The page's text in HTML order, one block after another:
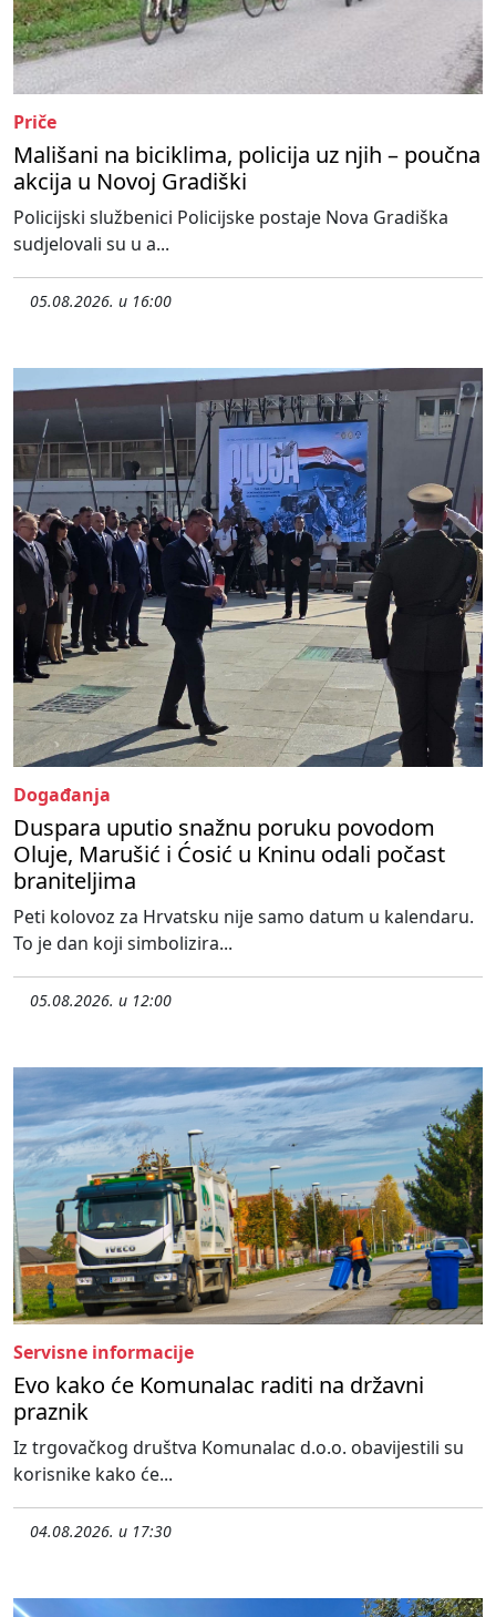
Priče
Mališani na biciklima, policija uz njih – poučna
akcija u Novoj Gradiški
Policijski službenici Policijske postaje Nova Gradiška
sudjelovali su u a...
05.08.2026. u 16:00
Događanja
Duspara uputio snažnu poruku povodom
Oluje, Marušić i Ćosić u Kninu odali počast
braniteljima
Peti kolovoz za Hrvatsku nije samo datum u kalendaru.
To je dan koji simbolizira...
05.08.2026. u 12:00
Servisne informacije
Evo kako će Komunalac raditi na državni
praznik
Iz trgovačkog društva Komunalac d.o.o. obavijestili su
korisnike kako će...
04.08.2026. u 17:30